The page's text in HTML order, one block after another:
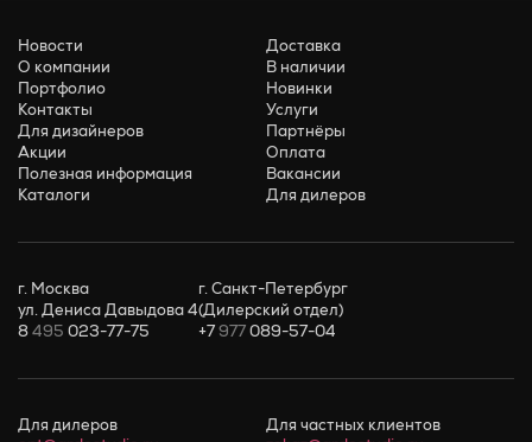
Новости
О компании
Портфолио
Контакты
Для дизайнеров
Акции
Полезная информация
Каталоги
Доставка
В наличии
Новинки
Услуги
Партнёры
Оплата
Вакансии
Для дилеров
г. Москва
ул. Дениса Давыдова 4
8495 023-77-75
г. Санкт-Петербург
(Дилерский отдел)
+7977089-57-04
Для дилеров
Для частных клиентов